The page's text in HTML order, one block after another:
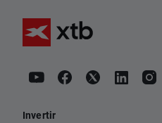
Invertir